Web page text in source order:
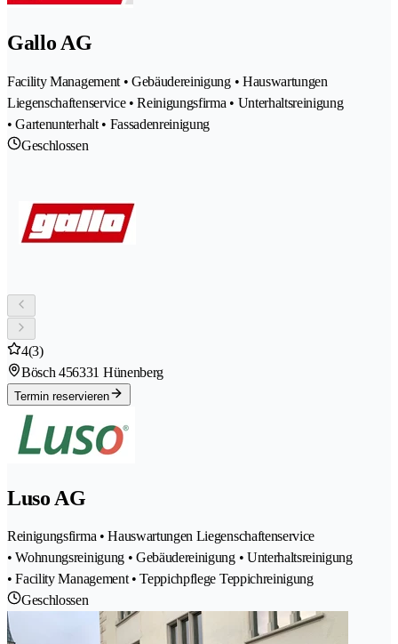
Gallo AG
Facility Management • Gebäudereinigung • Hauswartungen
Liegenschaftenservice • Reinigungsfirma • Unterhaltsreinigung
• Gartenunterhalt • Fassadenreinigung
Geschlossen
4(3)
Bösch 456331 Hünenberg
Termin reservieren
Luso AG
Reinigungsfirma • Hauswartungen Liegenschaftenservice
• Wohnungsreinigung • Gebäudereinigung • Unterhaltsreinigung
• Facility Management • Teppichpflege Teppichreinigung
Geschlossen